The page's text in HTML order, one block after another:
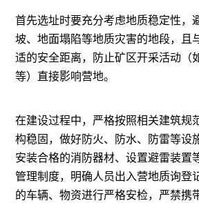
首先选址时要充分考虑地质稳定性，
坡、地面塌陷等地质灾害的地段，且
适的安全距离，防止矿区开采活动（
等）直接影响营地。
在建设过程中，严格按照相关建筑规
构稳固，做好防火、防水、防雷等设
安装合格的消防器材、设置避雷装置
管理制度，明确人员出入营地质询登
的车辆、物资进行严格安检，严禁携